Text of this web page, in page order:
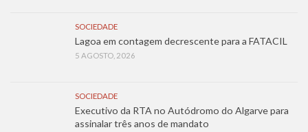
SOCIEDADE
Lagoa em contagem decrescente para a FATACIL
5 AGOSTO, 2026
SOCIEDADE
Executivo da RTA no Autódromo do Algarve para
assinalar três anos de mandato